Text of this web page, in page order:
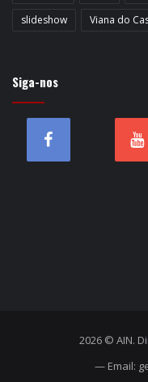
slideshow
Viana do
Siga-nos
2026 © AIN.
— Email: